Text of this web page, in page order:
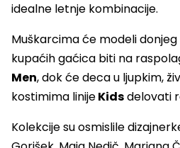
idealne letnje kombinacije.
Muškarcima će modeli donjeg
kupaćih gaćica biti na
Men, dok će deca u ljupkim,
kostimima linijeKidsdelovati
Kolekcije su osmislile